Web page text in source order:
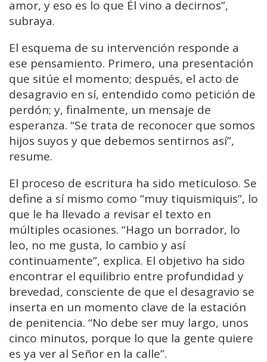
amor, y eso es lo que Él vino a decirnos”,
subraya.
El esquema de su intervención responde a
ese pensamiento. Primero, una presentación
que sitúe el momento; después, el acto de
desagravio en sí, entendido como petición de
perdón; y, finalmente, un mensaje de
esperanza. “Se trata de reconocer que somos
hijos suyos y que debemos sentirnos así”,
resume.
El proceso de escritura ha sido meticuloso. Se
define a sí mismo como “muy tiquismiquis”, lo
que le ha llevado a revisar el texto en
múltiples ocasiones. “Hago un borrador, lo
leo, no me gusta, lo cambio y así
continuamente”, explica. El objetivo ha sido
encontrar el equilibrio entre profundidad y
brevedad, consciente de que el desagravio se
inserta en un momento clave de la estación
de penitencia. “No debe ser muy largo, unos
cinco minutos, porque lo que la gente quiere
es ya ver al Señor en la calle”.